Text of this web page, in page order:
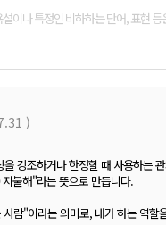
)
강조하거나 한정할 때 사용하
불해"라는 뜻으로 만듭니다.
람"이라는 의미로, 내가 하는 역